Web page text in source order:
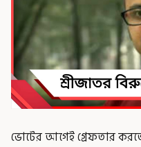
ভোটের আগেই গ্রেফতার